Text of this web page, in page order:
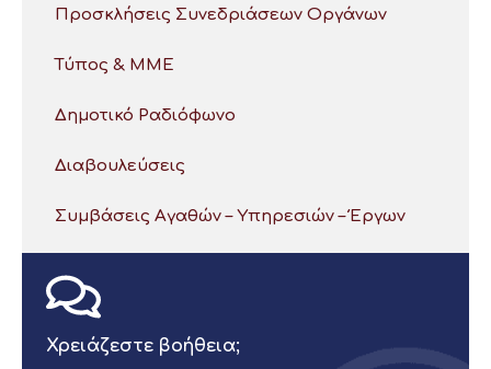
Προσκλήσεις Συνεδριάσεων Οργάνων
Τύπος & ΜΜΕ
Δημοτικό Ραδιόφωνο
Διαβουλεύσεις
Συμβάσεις Αγαθών – Υπηρεσιών – Έργων
Χρειάζεστε βοήθεια;